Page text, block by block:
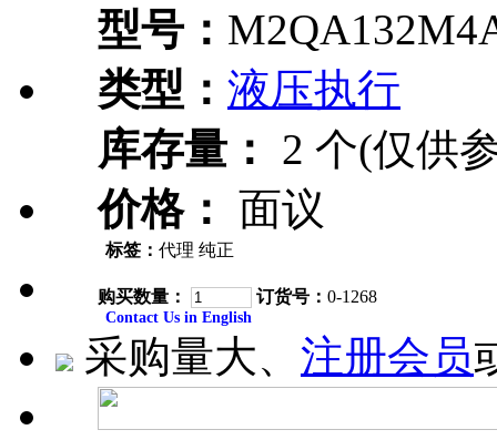
型号：
类型： 液压执行
库存量：
2 个(仅供
价格： 面议
标签： 代理 纯正
购买数量： 订货号： 0-1268
Contact Us in English
采购量大、 注册会员